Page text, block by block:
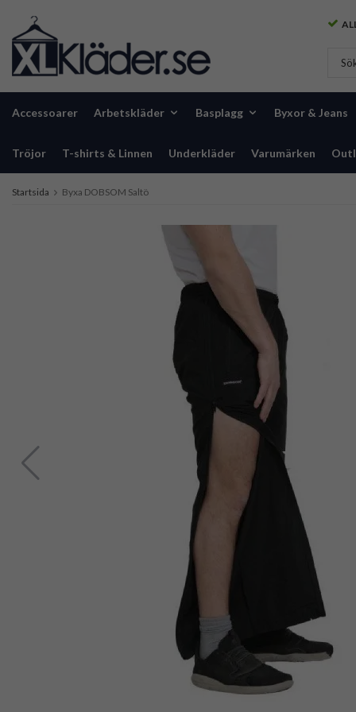
Accessoarer Arbetskläder Basplagg Byxor & Jeans
Tröjor T-shirts & Linnen Underkläder Varumärken
Startsida Byxa DOBSOM Saltö